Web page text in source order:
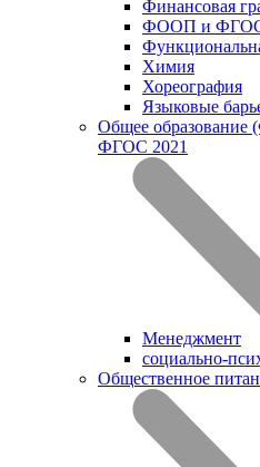
Финансовая
ФООП и
Химия
Хореография
Языковые
Общее
ФГОС 2021
Менеджмент
социально-
Общественное